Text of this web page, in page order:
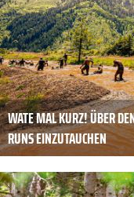
WATE MAL KURZ! ÜBER
RUNS EINZUTAUCHEN